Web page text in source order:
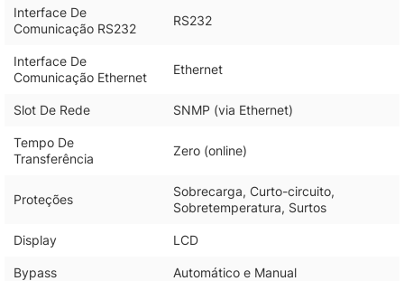
Interface De
Comunicação RS232
RS232
Interface De
Comunicação Ethernet
Ethernet
Slot De Rede SNMP (via Ethernet)
Tempo De
Transferência
Zero (online)
Proteções
Sobrecarga, Curto-circuito,
Sobretemperatura, Surtos
Display LCD
Bypass Automático e Manual